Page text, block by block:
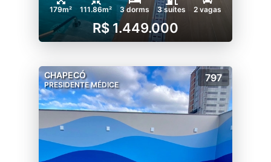
179m² 111.86m² 3 dorms 3 suítes 2 vagas
R$ 1.449.000
CHAPECÓ
PRESIDENTE MÉDICE
797